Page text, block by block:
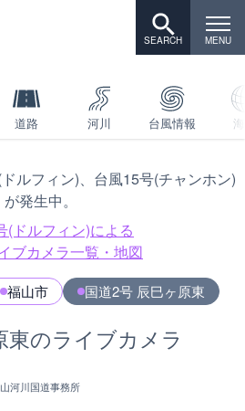
道路 河川 台風情報
ルフィン)、台風15号(チャンホン)
が発生中。
(ドルフィン)による
ブカメラ一覧・地図
福山市 国道2号 辰巳ヶ原東
東のライブカメラ
河川国道事務所